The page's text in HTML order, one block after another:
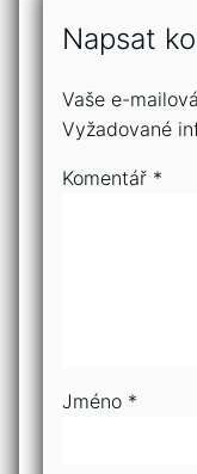
Napsat
Vaše e-
Vyžadované
Komentář *
Jméno *